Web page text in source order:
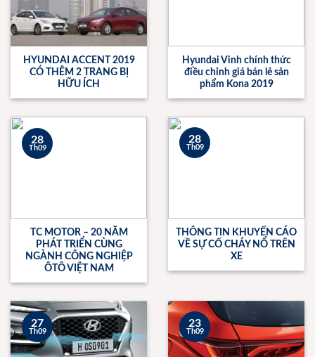
HYUNDAI ACCENT 2019
CÓ THÊM 2 TRANG BỊ
HỮU ÍCH
Hyundai Vinh chính thức
điều chỉnh giá bán lẻ sản
phẩm Kona 2019
TC MOTOR – 20 NĂM
PHÁT TRIỂN CÙNG
NGÀNH CÔNG NGHIỆP
ÔTÔ VIỆT NAM
28
Th09
THÔNG TIN KHUYẾN CÁO
VỀ SỰ CỐ CHÁY NỔ TRÊN
XE
28
Th09
27
Th09
23
Th09